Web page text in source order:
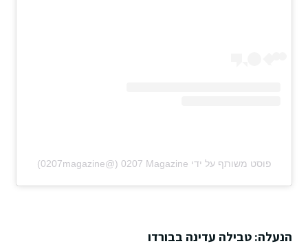
פוסט משותף על ידי ‏‎0207 Magazine‎‏ (@‏‎0207magazine‎‏)
הנעלה: טבילה עדינה בבורדו